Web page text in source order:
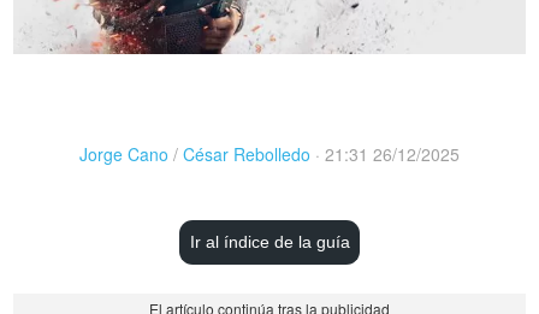
Jorge Cano / César Rebolledo · 21:31 26/12/2025
Ir al índice de la guía